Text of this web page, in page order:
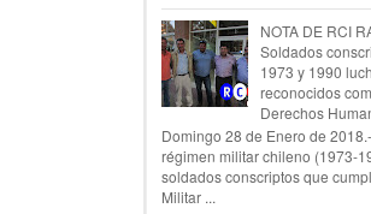
NOTA DE RCI
Soldados
1973 y 1990
reconocidos
Derechos
Domingo 28 de Enero de
régimen militar chileno (1973-
soldados conscriptos que
Militar ...